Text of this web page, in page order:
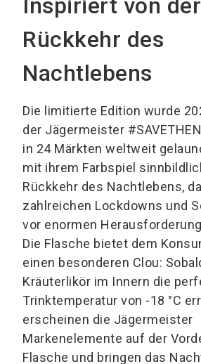
Inspiriert von der
Rückkehr des
Nachtlebens
Die limitierte Edition wurde
der Jägermeister
in 24 Märkten weltweit
mit ihrem Farbspiel
Rückkehr des Nachtlebens,
zahlreichen Lockdowns und
vor enormen
Die Flasche bietet dem
einen besonderen Clou:
Kräuterlikör im Innern die
Trinktemperatur von -18 °C
erscheinen die Jägermeister
Markenelemente auf der
Flasche und bringen das